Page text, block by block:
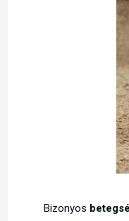
Bizonyos